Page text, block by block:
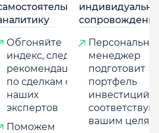
Обгоняйте
индекс, следуя
рекомендациям
по сделкам от
наших
экспертов
Поможем
менеджер
подготовит
портфель
инвестиций,
вашим целям